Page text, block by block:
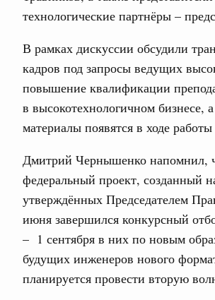
технологические партнёры –
В рамках дискуссии обсудили
кадров под запросы ведущих
повышение квалификации
в высокотехнологичном бизнесе,
материалы появятся в ходе
Дмитрий Чернышенко напомнил,
федеральный проект, созданный
утверждённых Председателем
июня завершился конкурсный
– 1 сентября в них по новым
будущих инженеров нового
планируется провести вторую
и Михаил
физкультурника
Социальные инновации. Некоммерческие
и волонтёрство. Благотворительность
поздравила
Правительства Татьяна Голикова
движения «Волонтёры-медики» с
7 августа, пятница
Экономика городов. Городская среда
провёл заседание
конкурса лучших